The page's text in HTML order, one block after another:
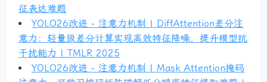
征表达难题
YOLO26改进 - 注意力机制 | DiffAttention差分注
意力：轻量级差分计算实现高效特征降噪，提升模型抗
干扰能力 | TMLR 2025
YOLO26改进 - 注意力机制 | Mask Attention掩码